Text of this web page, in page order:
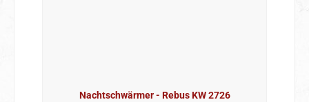
Nachtschwärmer - Rebus KW 2726